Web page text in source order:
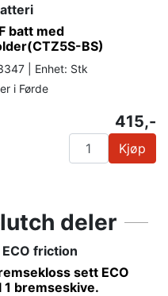
batt med
BS)
| Enhet: Stk
i Førde
415,-
Kjøp
deler
friction
sett ECO
bremseskive.